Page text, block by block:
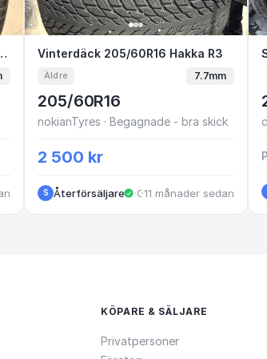
Arctic
R16 NOKIAN HAKKAPELIITTA 8
HAKKAPELIITTA 8 Vinterdäck 205/60R16
Vinterdäck 205/60R16 Hakka R3
Äldre 7.7mm
205/60R16
nokianTyres · Begagnade - bra skick
2 500 kr
S Återförsäljare · Gislaved
·11 månader sedan
KÖPARE & SÄLJARE
Privatpersoner